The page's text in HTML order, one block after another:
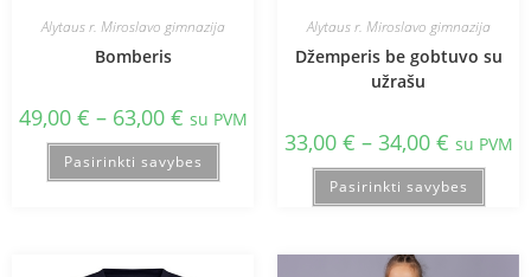
Alytaus r. Miroslavo gimnazija
Bomberis
49,00 € – 63,00 € su PVM
Pasirinkti savybes
Alytaus r. Miroslavo gimnazija
Džemperis be gobtuvo su
užrašu
33,00 € – 34,00 € su PVM
Pasirinkti savybes